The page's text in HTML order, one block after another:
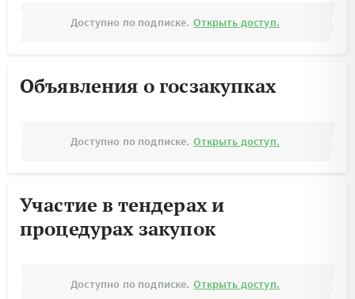
Доступно по подписке. Открыть доступ.
Объявления о госзакупках
Доступно по подписке. Открыть доступ.
Участие в тендерах и
процедурах закупок
Доступно по подписке. Открыть доступ.